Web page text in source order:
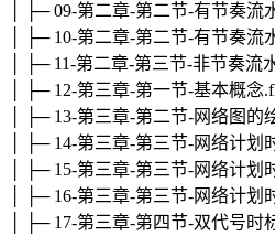
│ ├─ 09-第二章-第二节-有节奏流
│ ├─ 10-第二章-第二节-有节奏流
│ ├─ 11-第二章-第三节-非节奏流
│ ├─ 12-第三章-第一节-基本概念
│ ├─ 13-第三章-第二节-网络图的
│ ├─ 14-第三章-第三节-网络计划
│ ├─ 15-第三章-第三节-网络计划
│ ├─ 16-第三章-第三节-网络计划
│ ├─ 17-第三章-第四节-双代号时